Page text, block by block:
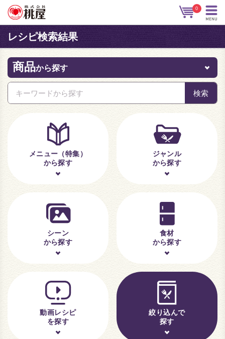
0
レシピ検索結果
商品から探す
メニュー（特集）
から探す
ジャンル
から探す
シーン
から探す
食材
から探す
動画レシピ
を探す
絞り込んで
探す